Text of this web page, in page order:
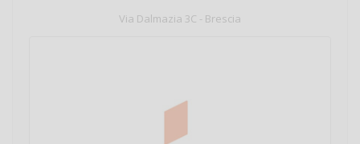
Via Dalmazia 3C - Brescia